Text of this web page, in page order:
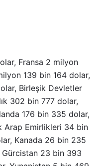
Fransa 2 milyon
139 bin 164 dolar,
Birleşik Devletler
302 bin 777 dolar,
176 bin 335 dolar,
Arap Emirlikleri 34 bin
Kanada 26 bin 235
23 bin 393